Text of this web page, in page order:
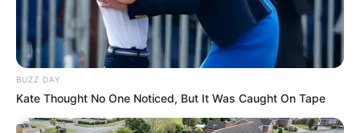
BUZZ DAY
Kate Thought No One Noticed, But It Was Caught On Tape